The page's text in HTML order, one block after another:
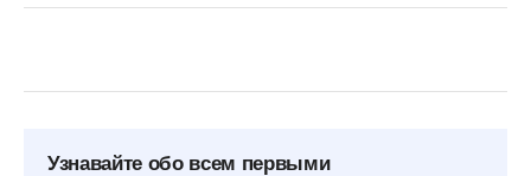
Узнавайте обо всем первыми